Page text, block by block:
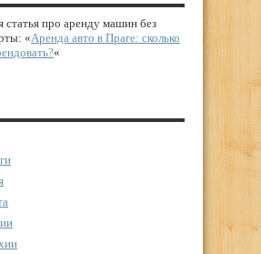
статья про аренду машин без
«Аренда авто в Праге: сколько
«